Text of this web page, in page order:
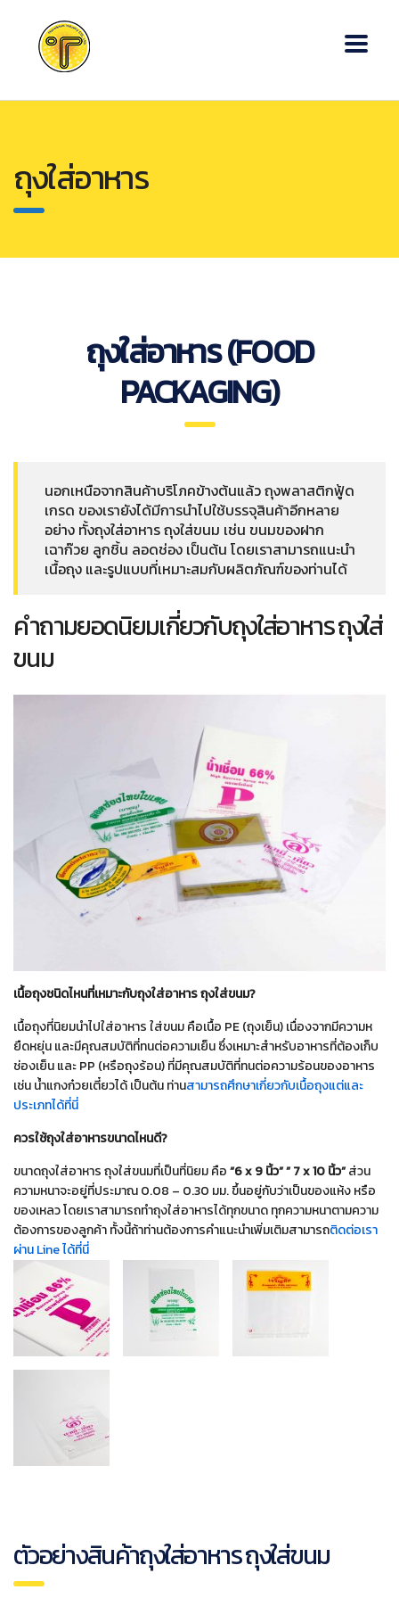
ถุงใส่อาหาร
ถุงใส่อาหาร (FOOD
PACKAGING)
นอกเหนือจากสินค้าบริโภคข้างต้นแล้ว ถุงพลาสติกฟู้ด
เกรด ของเรายังได้มีการนำไปใช้บรรจุสินค้าอีกหลาย
อย่าง ทั้งถุงใส่อาหาร ถุงใส่ขนม เช่น ขนมของฝาก
เฉาก๊วย ลูกชิ้น ลอดช่อง เป็นต้น โดยเราสามารถแนะนำ
เนื้อถุง และรูปแบบที่เหมาะสมกับผลิตภัณฑ์ของท่านได้
คำถามยอดนิยมเกี่ยวกับถุงใส่อาหาร ถุงใส่
ขนม
เนื้อถุงชนิดไหนที่เหมาะกับถุงใส่อาหาร ถุงใส่ขนม?
เนื้อถุงที่นิยมนำไปใส่อาหาร ใส่ขนม คือเนื้อ PE (ถุงเย็น) เนื่องจากมีความห
ยืดหยุ่น และมีคุณสมบัติที่ทนต่อความเย็น ซึ่งเหมาะสำหรับอาหารที่ต้องเก็บ
ช่องเย็น และ PP (หรือถุงร้อน) ที่มีคุณสมบัติที่ทนต่อความร้อนของอาหาร
เช่น น้ำแกงก๋วยเตี๋ยวได้ เป็นต้น ท่านสามารถศึกษาเกี่ยวกับเนื้อถุงแต่และ
ประเภทได้ที่นี่
ควรใช้ถุงใส่อาหารขนาดไหนดี?
ขนาดถุงใส่อาหาร ถุงใส่ขนมที่เป็นที่นิยม คือ“6 x 9 นิ้ว” ” 7 x 10 นิ้ว”ส่วน
ความหนาจะอยู่ที่ประมาณ 0.08 – 0.30 มม. ขึ้นอยู่กับว่าเป็นของแห้ง หรือ
ของเหลว โดยเราสามารถทำถุงใส่อาหารได้ทุกขนาด ทุกความหนาตามความ
ต้องการของลูกค้า ทั้งนี้ถ้าท่านต้องการคำแนะนำเพิ่มเติมสามารถติดต่อเรา
ผ่าน Line ได้ที่นี่
ตัวอย่างสินค้าถุงใส่อาหาร ถุงใส่ขนม